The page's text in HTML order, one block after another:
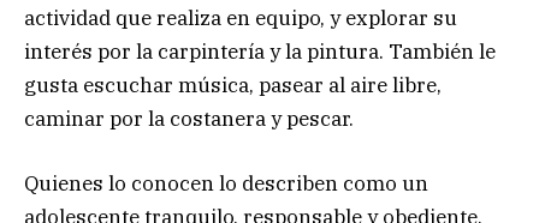
actividad que realiza en equipo, y explorar su
interés por la carpintería y la pintura. También le
gusta escuchar música, pasear al aire libre,
caminar por la costanera y pescar.
Quienes lo conocen lo describen como un
adolescente tranquilo, responsable y obediente,